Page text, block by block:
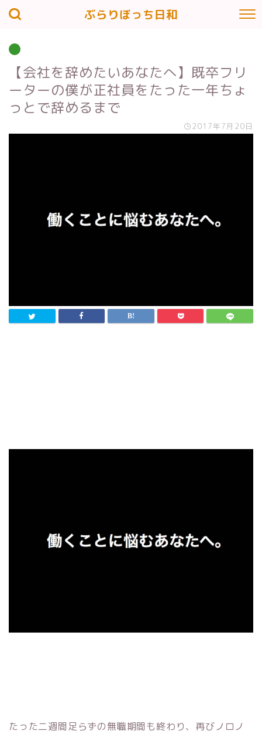
ぶらりぼっち日和
【会社を辞めたいあなたへ】既卒フリ
ーターの僕が正社員をたった一年ちょ
っとで辞めるまで
2017年7月20日
たった二週間足らずの無職期間も終わり、再びノロノ